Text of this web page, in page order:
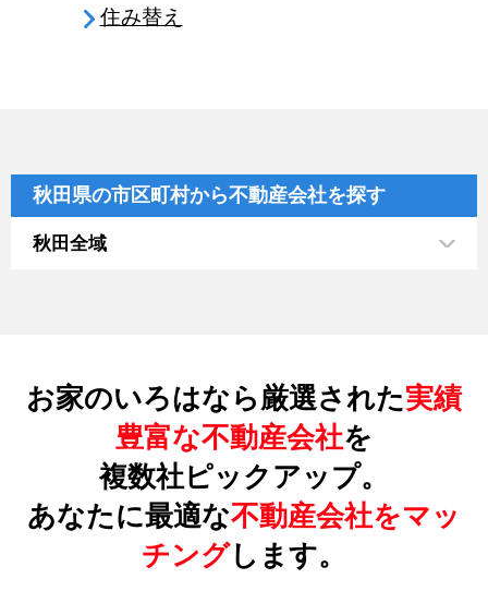
住み替え
秋田県の市区町村から不動産会社を探す
秋田全域
お家のいろはなら厳選された実績
豊富な不動産会社を
複数社ピックアップ。
あなたに最適な不動産会社をマッ
チングします。